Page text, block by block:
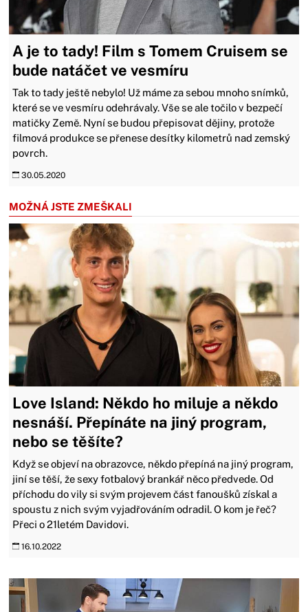
A je to tady! Film s Tomem Cruisem se
bude natáčet ve vesmíru
Tak to tady ještě nebylo! Už máme za sebou mnoho snímků,
které se ve vesmíru odehrávaly. Vše se ale točilo v bezpečí
matičky Země. Nyní se budou přepisovat dějiny, protože
filmová produkce se přenese desítky kilometrů nad zemský
povrch.
30.05.2020
MOŽNÁ JSTE ZMEŠKALI
Love Island: Někdo ho miluje a někdo
nesnáší. Přepínáte na jiný program,
nebo se těšíte?
Když se objeví na obrazovce, někdo přepíná na jiný program,
jiní se těší, že sexy fotbalový brankář něco předvede. Od
příchodu do vily si svým projevem část fanoušků získal a
spoustu z nich svým vyjadřováním odradil. O kom je řeč?
Přeci o 21letém Davidovi.
16.10.2022